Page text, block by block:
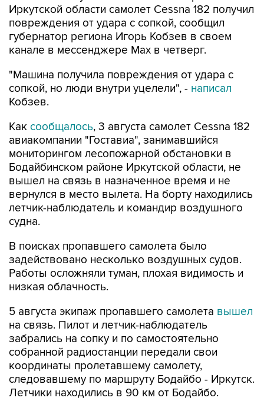
Иркутской области самолет Cessna 182 получил
повреждения от удара с сопкой, сообщил
губернатор региона Игорь Кобзев в своем
канале в мессенджере Мах в четверг.
"Машина получила повреждения от удара с
сопкой, но люди внутри уцелели", - написал
Кобзев.
Как сообщалось, 3 августа самолет Cessna 182
авиакомпании "Гоставиа", занимавшийся
мониторингом лесопожарной обстановки в
Бодайбинском районе Иркутской области, не
вышел на связь в назначенное время и не
вернулся в место вылета. На борту находились
летчик-наблюдатель и командир воздушного
судна.
В поисках пропавшего самолета было
задействовано несколько воздушных судов.
Работы осложняли туман, плохая видимость и
низкая облачность.
5 августа экипаж пропавшего самолета вышел
на связь. Пилот и летчик-наблюдатель
забрались на сопку и по самостоятельно
собранной радиостанции передали свои
координаты пролетавшему самолету,
следовавшему по маршруту Бодайбо - Иркутск.
Летчики находились в 90 км от Бодайбо.